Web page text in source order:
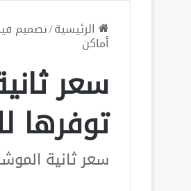
الرئيسية/تصميم
أماكن
سعر
توفرها لك 3
سعر ثانية